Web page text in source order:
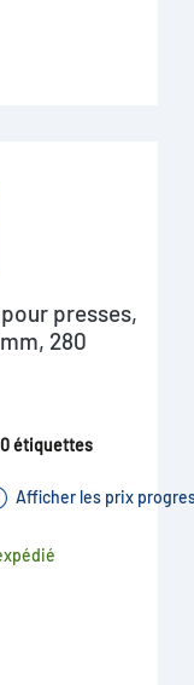
presses,
280
étiquettes
Afficher les prix